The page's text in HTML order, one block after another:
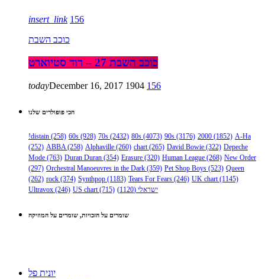
insert_link 156
כוכב השבת
כוכב השבת 27 – רוד סטיוארט
todayDecember 16, 2017 1904 156
הכי פופולרים שלנו
!distain (258) 60s (928) 70s (2432) 80s (4073) 90s (3176) 2000 (1852) A-Ha
(252) ABBA (258) Alphaville (260) chart (265) David Bowie (322) Depeche
Mode (763) Duran Duran (354) Erasure (320) Human League (268) New Order
(297) Orchestral Manoeuvres in the Dark (359) Pet Shop Boys (523) Queen
(262) rock (374) Synthpop (1183) Tears For Fears (246) UK chart (1145)
Ultravox (246) US chart (715) ישראלי (1120)
שומרים על הזכויות, שומרים על המוזיקה
יונית פל